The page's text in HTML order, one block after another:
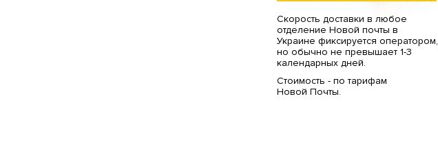
Скорость доставки в любое
отделение Новой почты в
Украине фиксируется оператором,
но обычно не превышает 1-3
календарных дней.
Стоимость - по тарифам
Новой Почты.